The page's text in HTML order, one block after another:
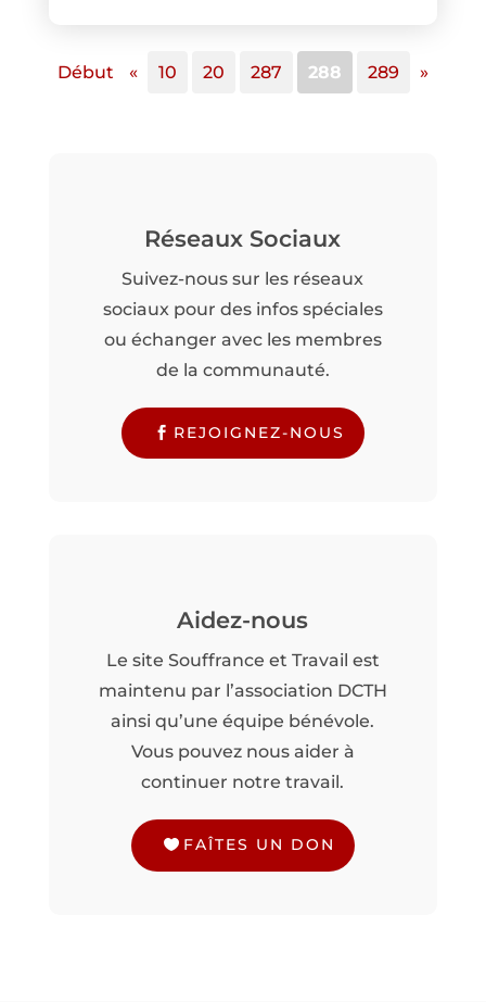
Début « 10 20 287 288 289 »
Réseaux Sociaux
Suivez-nous sur les réseaux
sociaux pour des infos spéciales
ou échanger avec les membres
de la communauté.
REJOIGNEZ-NOUS
Aidez-nous
Le site Souffrance et Travail est
maintenu par l’association DCTH
ainsi qu’une équipe bénévole.
Vous pouvez nous aider à
continuer notre travail.
FAÎTES UN DON